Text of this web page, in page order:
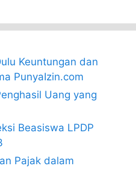
Keuntungan dan
PunyaIzin.com
Uang yang
Beasiswa LPDP
Pajak dalam